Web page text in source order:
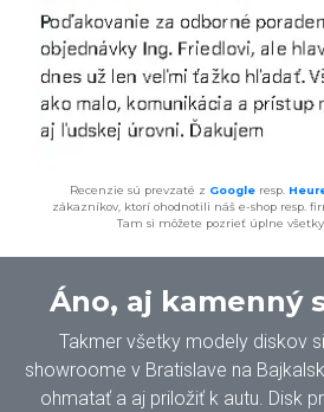
Recenzie sú prevzaté z Google resp.
zákazníkov, ktorí ohodnotili náš e-shop resp.
Tam si môžete pozrieť úplne
Áno, aj kamenný
Takmer všetky modely diskov
showroome v Bratislave na
ohmatať a aj priložiť k autu. Disk